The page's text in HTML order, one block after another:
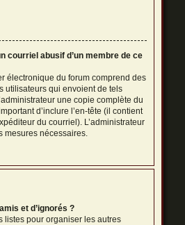
courriel abusif d’un membre de ce
électronique du forum comprend des
utilisateurs qui envoient de tels
une copie complète du
d’inclure l’en-tête (il contient
du courriel). L’administrateur
mesures nécessaires.
et d’ignorés ?
listes pour organiser les autres